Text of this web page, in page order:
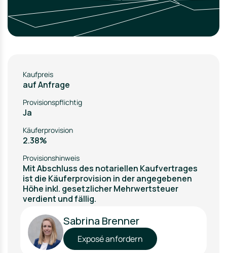
Kaufpreis
auf Anfrage
Provisionspflichtig
Ja
Käuferprovision
2.38%
Provisionshinweis
Mit Abschluss des notariellen Kaufvertrages
ist die Käuferprovision in der angegebenen
Höhe inkl. gesetzlicher Mehrwertsteuer
verdient und fällig.
Sabrina Brenner
Exposé anfordern